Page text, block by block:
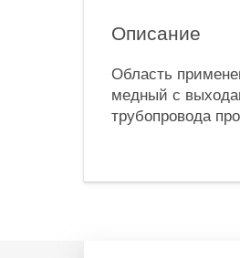
Описание
Область
медный с
трубопровода